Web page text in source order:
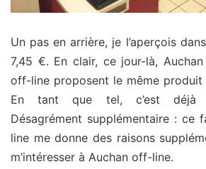
Un pas en arrière, je l’aperçois
7,45 €. En clair, ce jour-là,
off-line proposent le même produit
En tant que tel, c’est déjà
Désagrément supplémentaire : ce
line me donne des raisons
m’intéresser à Auchan off-line.